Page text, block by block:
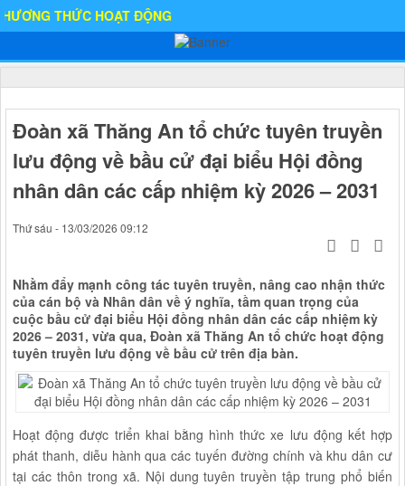
THỨC HOẠT ĐỘNG
Đoàn xã Thăng An tổ chức tuyên truyền
lưu động về bầu cử đại biểu Hội đồng
nhân dân các cấp nhiệm kỳ 2026 – 2031
Thứ sáu - 13/03/2026 09:12
Nhằm đẩy mạnh công tác tuyên truyền, nâng cao nhận thức
của cán bộ và Nhân dân về ý nghĩa, tầm quan trọng của
cuộc bầu cử đại biểu Hội đồng nhân dân các cấp nhiệm kỳ
2026 – 2031, vừa qua, Đoàn xã Thăng An tổ chức hoạt động
tuyên truyền lưu động về bầu cử trên địa bàn.
Hoạt động được triển khai bằng hình thức xe lưu động kết hợp
phát thanh, diễu hành qua các tuyến đường chính và khu dân cư
tại các thôn trong xã. Nội dung tuyên truyền tập trung phổ biến